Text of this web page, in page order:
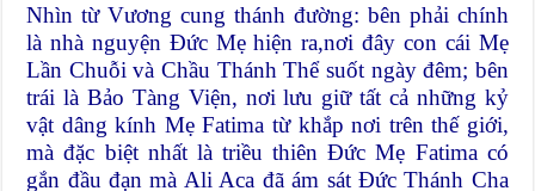
Nhìn từ Vương cung thánh đường: bên phải chính
là nhà nguyện Đức Mẹ hiện ra,nơi đây con cái Mẹ
Lần Chuỗi và Chầu Thánh Thể suốt ngày đêm; bên
trái là Bảo Tàng Viện, nơi lưu giữ tất cả những kỷ
vật dâng kính Mẹ Fatima từ khắp nơi trên thế giới,
mà đặc biệt nhất là triều thiên Đức Mẹ Fatima có
gắn đầu đạn mà Ali Aca đã ám sát Đức Thánh Cha